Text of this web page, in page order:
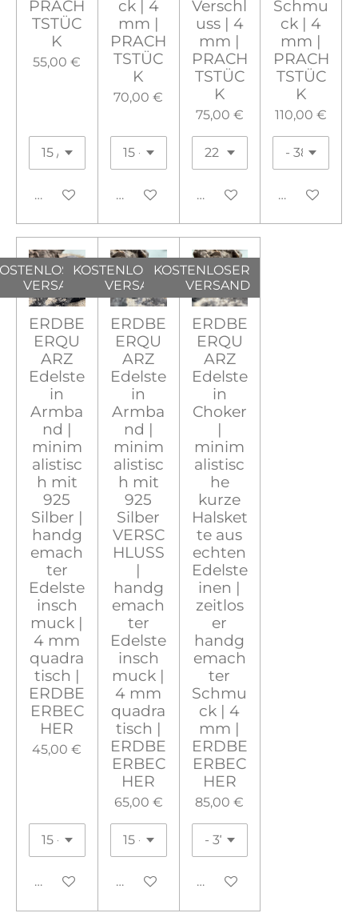
PRACH
TSTÜC
K
55,00 €
In den Warenkorb
ck | 4
mm |
PRACH
TSTÜC
K
70,00 €
In den Warenkorb
Verschl
uss | 4
mm |
PRACH
TSTÜC
K
75,00 €
In den Warenkorb
Schmu
ck | 4
mm |
PRACH
TSTÜC
K
110,00 €
In den
VERSAND
ERDBE
ERQU
ARZ
Edelste
in
Armba
nd |
minim
alistisc
h mit
925
Silber |
handg
emach
ter
Edelste
insch
muck |
4 mm
quadra
tisch |
ERDBE
ERBEC
HER
45,00 €
In den Warenkorb
KOSTENLOSER
VERSAND
ERDBE
ERQU
ARZ
Edelste
in
Armba
nd |
minim
alistisc
h mit
925
Silber
VERSC
HLUSS
|
handg
emach
ter
Edelste
insch
muck |
4 mm
quadra
tisch |
ERDBE
ERBEC
HER
65,00 €
In den Warenkorb
KOSTENLOSER
VERSAND
ERDBE
ERQU
ARZ
Edelste
in
Choker
|
minim
alistisc
he
kurze
Halsket
te aus
echten
Edelste
inen |
zeitlos
er
handg
emach
ter
Schmu
ck | 4
mm |
ERDBE
ERBEC
HER
85,00 €
In den Warenkorb